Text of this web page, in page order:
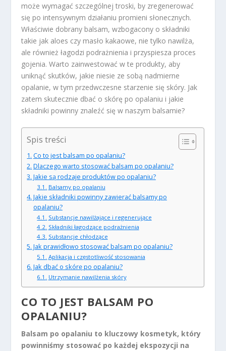
może wymagać szczególnej troski, by zregenerować
się po intensywnym działaniu promieni słonecznych.
Właściwie dobrany balsam, wzbogacony o składniki
takie jak aloes czy masło kakaowe, nie tylko nawilża,
ale również łagodzi podrażnienia i przyspiesza proces
gojenia. Warto zainwestować w te produkty, aby
uniknąć skutków, jakie niesie ze sobą nadmierne
opalanie, w tym przedwczesne starzenie się skóry. Jak
zatem skutecznie dbać o skórę po opalaniu i jakie
składniki powinny znaleźć się w naszym balsamie?
Spis treści
Co to jest balsam po opalaniu?
Dlaczego warto stosować balsam po opalaniu?
Jakie są rodzaje produktów po opalaniu?
Balsamy po opalaniu
Jakie składniki powinny zawierać balsamy po
opalaniu?
Substancje nawilżające i regenerujące
Składniki łagodzące podrażnienia
Substancje chłodzące
Jak prawidłowo stosować balsam po opalaniu?
Aplikacja i częstotliwość stosowania
Jak dbać o skórę po opalaniu?
Utrzymanie nawilżenia skóry
CO TO JEST BALSAM PO
OPALANIU?
Balsam po opalaniu to kluczowy kosmetyk, który
powinniśmy stosować po każdej ekspozycji na